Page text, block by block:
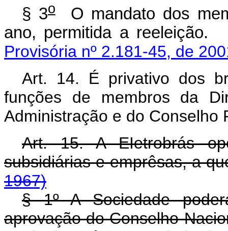
§ 3oO mandato dos
ano, permitida a
Provisória nº 2.181-45, de
Art. 14. É privativo dos
funções de membros da
Administração e do Conselho
Art. 15. A EIetrobrás
subsidiárias e emprêsas, a
1967)
§ 1º A Sociedade
aprovação do Conselho